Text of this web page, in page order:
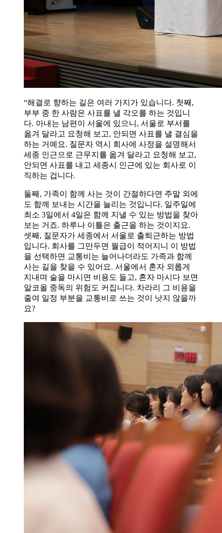
“해결로 향하는 길은 여러 가지가 있습니다. 첫째,
부부 중 한 사람은 사표를 낼 각오를 하는 것입니
다. 아내는 남편이 서울에 있으니, 서울로 부서를
옮겨 달라고 요청해 보고, 안되면 사표를 낼 결심을
하는 거예요. 질문자 역시 회사에 사정을 설명해서
세종 인근으로 근무지를 옮겨 달라고 요청해 보고,
안되면 사표를 내고 세종시 인근에 있는 회사로 이
직하는 겁니다.
둘째, 가족이 함께 사는 것이 간절하다면 주말 외에
도 함께 보내는 시간을 늘리는 것입니다. 일주일에
최소 3일에서 4일은 함께 지낼 수 있는 방법을 찾아
보는 거죠. 하루나 이틀은 출근을 하는 것이지요.
셋째, 질문자가 세종에서 서울로 출퇴근하는 방법
입니다. 회사를 그만두면 월급이 적어지니 이 방법
을 선택하면 교통비는 늘어나더라도 가족과 함께
사는 길을 찾을 수 있어요. 서울에서 혼자 외롭게
지내며 술을 마시면 비용도 들고, 혼자 마시다 보면
알코올 중독의 위험도 커집니다. 차라리 그 비용을
줄여 일정 부분을 교통비로 쓰는 것이 낫지 않을까
요?